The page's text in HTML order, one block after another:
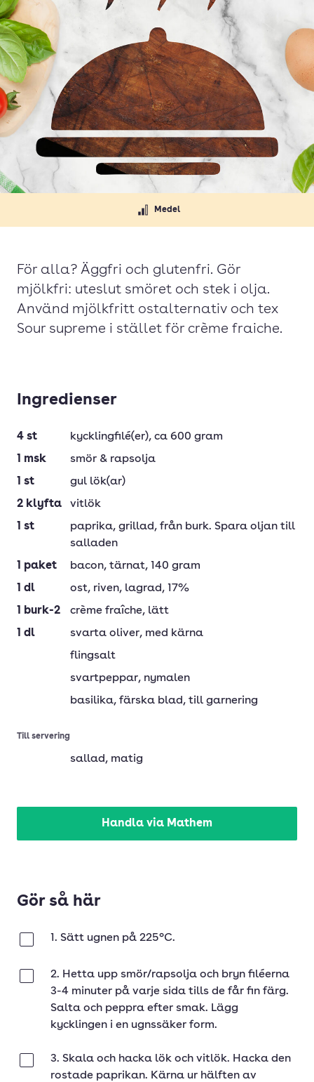
Medel
För alla? Äggfri och glutenfri. Gör
mjölkfri: uteslut smöret och stek i olja.
Använd mjölkfritt ostalternativ och tex
Sour supreme i stället för crème fraiche.
Ingredienser
4 st kycklingfilé(er), ca 600 gram
1 msk
smör & rapsolja
1 st
gul lök(ar)
2 klyfta
vitlök
1 st paprika, grillad, från burk. Spara oljan till
salladen
1 paket bacon, tärnat, 140 gram
1 dl ost, riven, lagrad, 17%
1
burk-2 crème fraîche, lätt
1 dl svarta oliver, med kärna
flingsalt
svartpeppar, nymalen
basilika, färska blad, till garnering
Till servering
sallad, matig
Handla via Mathem
Gör så här
1. Sätt ugnen på 225°C.
2. Hetta upp smör/rapsolja och bryn filéerna
3-4 minuter på varje sida tills de får fin färg.
Salta och peppra efter smak. Lägg
kycklingen i en ugnssäker form.
3. Skala och hacka lök och vitlök. Hacka den
rostade paprikan. Kärna ur hälften av